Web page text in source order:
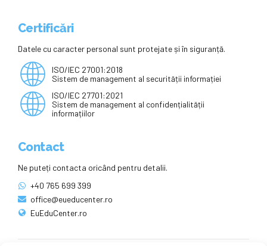
Certificări
Datele cu caracter personal sunt protejate și în siguranță.
ISO/IEC 27001:2018
Sistem de management al securității informației
ISO/IEC 27701:2021
Sistem de management al confidențialității
informațiilor
Contact
Ne puteți contacta oricând pentru detalii.
+40 765 699 399
office@eueducenter.ro
EuEduCenter.ro